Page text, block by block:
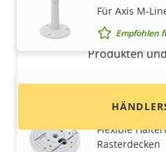
Für Axis M-
Empfohlen
Mount
Flexible
Rasterdecken
Finden Sie
Systemintegratoren und
Produkten